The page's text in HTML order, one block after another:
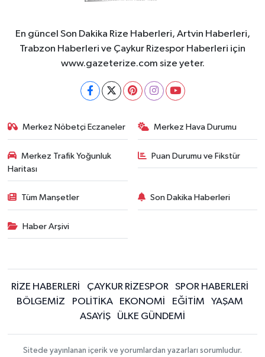
En güncel Son Dakika Rize Haberleri, Artvin Haberleri,
Trabzon Haberleri ve Çaykur Rizespor Haberleri için
www.gazeterize.com size yeter.
Merkez Nöbetçi Eczaneler Merkez Hava Durumu
Merkez Trafik Yoğunluk
Haritası
Puan Durumu ve Fikstür
Tüm Manşetler Son Dakika Haberleri
Haber Arşivi
RİZE HABERLERİ ÇAYKUR RİZESPOR
SPOR HABERLERİ
BÖLGEMİZ
POLİTİKA EKONOMİ EĞİTİM
YAŞAM
ASAYİŞ
ÜLKE GÜNDEMİ
Sitede yayınlanan içerik ve yorumlardan yazarları sorumludur.